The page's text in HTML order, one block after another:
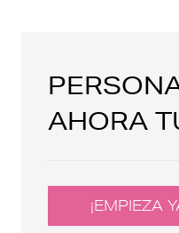
AHORA
¡EMPIEZA